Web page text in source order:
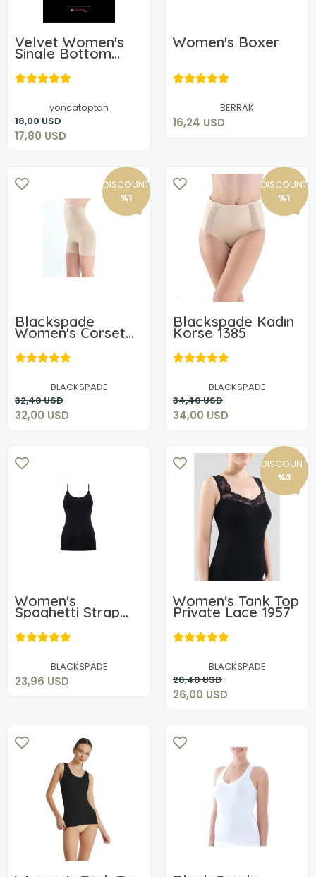
Velvet Women's
Single Bottom
9302
yoncatoptan
18,00 USD
17,80 USD
17,80 USD
Add to cart
Women's Boxer
BERRAK
16,24 USD
16,24 USD
DISCOUNT
%1
Blackspade
Women's Corset
1387
BLACKSPADE
32,40 USD
32,00 USD
32,00 USD
Add to cart
DISCOUNT
%1
Blackspade Kadın
Korse 1385
BLACKSPADE
34,40 USD
34,00 USD
34,00 USD
Add to cart
Women's
Spaghetti Strap
Top 1951
BLACKSPADE
23,96 USD
23,96 USD
DISCOUNT
%2
Women's Tank Top
Private Lace 1957
BLACKSPADE
26,40 USD
26,00 USD
26,00 USD
Add to cart